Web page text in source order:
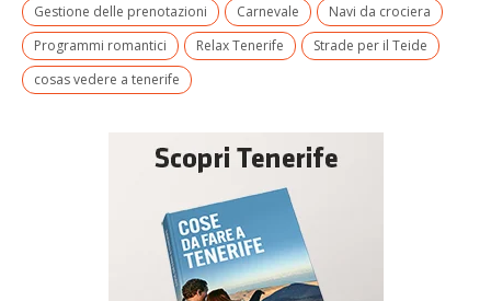
Gestione delle prenotazioni
Carnevale
Navi da crociera
Programmi romantici
Relax Tenerife
Strade per il Teide
cosas vedere a tenerife